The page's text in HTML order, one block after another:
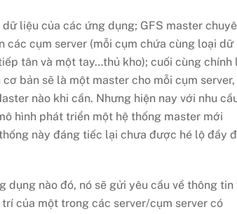
liệu của các ứng dụng; GFS master
các cụm server (mỗi cụm chứa cùng loại dữ
tân và một tay…thủ kho); cuối cùng chính
bản sẽ là một master cho mỗi cụm server,
nào khi cần. Nhưng hiện nay với nhu
hình phát triển một hệ thống master mới
này đáng tiếc lại chưa được hé lộ đầy
nào đó, nó sẽ gửi yêu cầu về thông tin
của một trong các server/cụm server có